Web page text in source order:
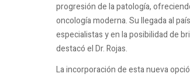
progresión de la patología,
oncología moderna. Su llegada al
especialistas y en la posibilidad de
destacó el Dr. Rojas.
La incorporación de esta nueva